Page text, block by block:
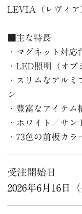
LEVIA（レヴィア
■主な特長
・マグネット対
・LED照明（オ
・スリムなアル
ン
・豊富なアイテ
・ホワイト／サ
・73色の前板カ
受注開始日
2026年6月16日